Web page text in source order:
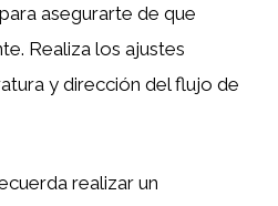
asegurarte de que
Realiza los ajustes
y dirección del flujo de
realizar un